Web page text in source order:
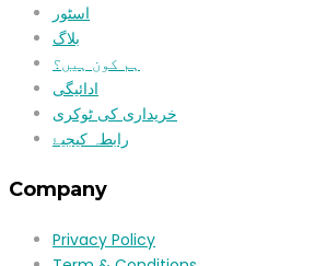
اسٹور
بلاگ
ہم کون ہیں؟
ادائیگی
خریداری کی ٹوکری
رابطہ کیجیۓ
Company
Privacy Policy